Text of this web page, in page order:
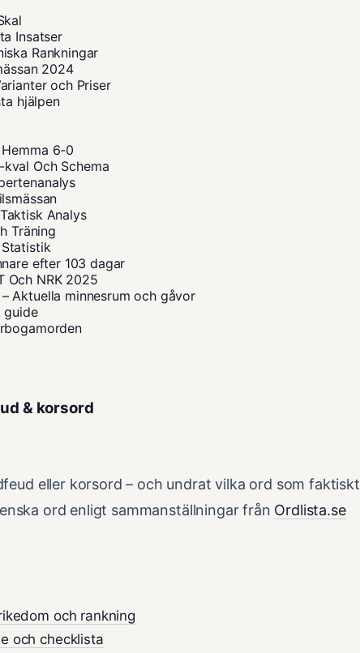
Insatser
Rankningar
2024
och Priser
hjälpen
6-0
Och Schema
Analys
Träning
efter 103 dagar
Och NRK 2025
Aktuella minnesrum och gåvor
guide
& korsord
eller korsord – och undrat vilka ord som faktiskt
ord enligt sammanställningar från Ordlista.se
och rankning
och checklista